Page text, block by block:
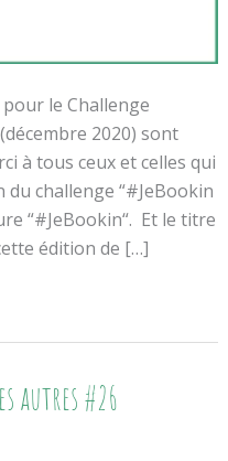
le Challenge
2020) sont
à tous ceux et celles qui
challenge “#JeBookin
“#JeBookin“. Et le titre
édition de […]
autres #26